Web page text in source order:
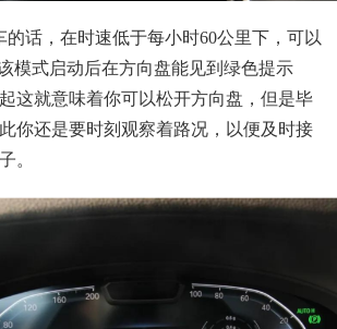
的话，在时速低于每小时60公里下，可以
模式启动后在方向盘能见到绿色提示
这就意味着你可以松开方向盘，但是毕
你还是要时刻观察着路况，以便及时接
。